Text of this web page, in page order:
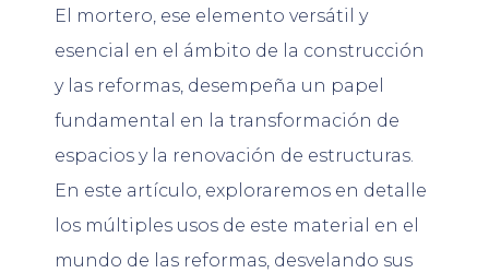
El mortero, ese elemento versátil y
esencial en el ámbito de la construcción
y las reformas, desempeña un papel
fundamental en la transformación de
espacios y la renovación de estructuras.
En este artículo, exploraremos en detalle
los múltiples usos de este material en el
mundo de las reformas, desvelando sus